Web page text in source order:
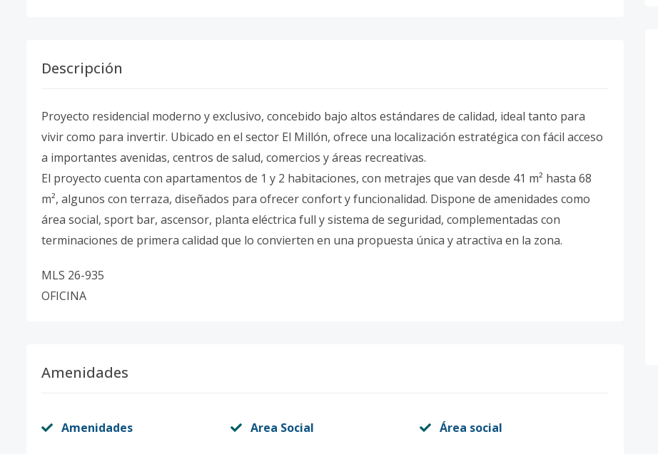
Descripción
Proyecto residencial moderno y exclusivo, concebido bajo altos estándares de calidad, ideal tanto para
vivir como para invertir. Ubicado en el sector El Millón, ofrece una localización estratégica con fácil acceso
a importantes avenidas, centros de salud, comercios y áreas recreativas.
El proyecto cuenta con apartamentos de 1 y 2 habitaciones, con metrajes que van desde 41 m² hasta 68
m², algunos con terraza, diseñados para ofrecer confort y funcionalidad. Dispone de amenidades como
área social, sport bar, ascensor, planta eléctrica full y sistema de seguridad, complementadas con
terminaciones de primera calidad que lo convierten en una propuesta única y atractiva en la zona.
MLS 26-935
OFICINA
Amenidades
Amenidades Area Social Área social